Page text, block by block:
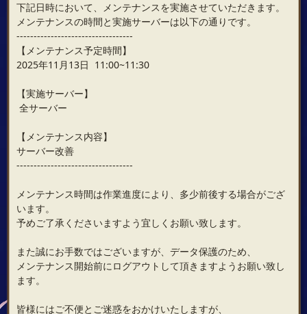
下記日時において、メンテナンスを実施させていただきます。
メンテナンスの時間と実施サーバーは以下の通りです。
----------------------------------
【メンテナンス予定時間】
2025年11月13日 11:00~11:30
【実施サーバー】
全サーバー
【メンテナンス内容】
サーバー改善
----------------------------------
メンテナンス時間は作業進度により、多少前後する場合がござ
います。
予めご了承くださいますよう宜しくお願い致します。
また誠にお手数ではございますが、データ保護のため、
メンテナンス開始前にログアウトして頂きますようお願い致し
ます。
皆様にはご不便とご迷惑をおかけいたしますが、